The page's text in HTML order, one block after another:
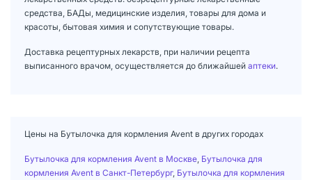
средства, БАДы, медицинские изделия, товары для дома и
красоты, бытовая химия и сопутствующие товары.
Доставка рецептурных лекарств, при наличии рецепта
выписанного врачом, осуществляется до ближайшей аптеки.
Цены на Бутылочка для кормления Avent в других городах
Бутылочка для кормления Avent в Москве Бутылочка для
кормления Avent в Санкт-Петербург, Бутылочка для кормления